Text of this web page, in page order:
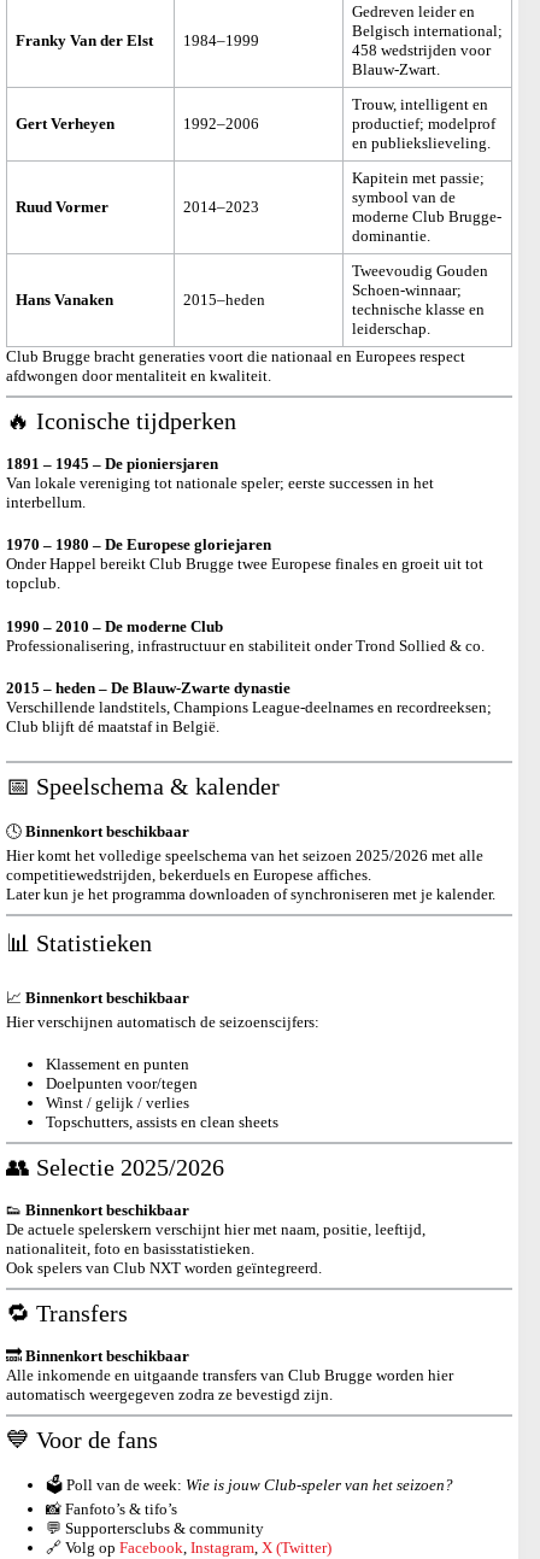
Franky Van der Elst 1984–1999
Gedreven leider en
Belgisch international;
458 wedstrijden voor
Blauw-Zwart.
Gert Verheyen 1992–2006
Trouw, intelligent en
productief; modelprof
en publiekslieveling.
Ruud Vormer 2014–2023
Kapitein met passie;
symbool van de
moderne Club Brugge-
dominantie.
Hans Vanaken 2015–heden
Tweevoudig Gouden
Schoen-winnaar;
technische klasse en
leiderschap.
Club Brugge bracht generaties voort die nationaal en Europees respect
afdwongen door mentaliteit en kwaliteit.
🔥 Iconische tijdperken
1891 – 1945 – De pioniersjaren
Van lokale vereniging tot nationale speler; eerste successen in het
interbellum.
1970 – 1980 – De Europese gloriejaren
Onder Happel bereikt Club Brugge twee Europese finales en groeit uit tot
topclub.
1990 – 2010 – De moderne Club
Professionalisering, infrastructuur en stabiliteit onder Trond Sollied & co.
2015 – heden – De Blauw-Zwarte dynastie
Verschillende landstitels, Champions League-deelnames en recordreeksen;
Club blijft dé maatstaf in België.
📅 Speelschema & kalender
🕓 Binnenkort beschikbaar
Hier komt het volledige speelschema van het seizoen 2025/2026 met alle
competitiewedstrijden, bekerduels en Europese affiches.
Later kun je het programma downloaden of synchroniseren met je kalender.
📊 Statistieken
📈 Binnenkort beschikbaar
Hier verschijnen automatisch de seizoenscijfers:
Klassement en punten
Doelpunten voor/tegen
Winst / gelijk / verlies
Topschutters, assists en clean sheets
👥 Selectie 2025/2026
👟 Binnenkort beschikbaar
De actuele spelerskern verschijnt hier met naam, positie, leeftijd,
nationaliteit, foto en basisstatistieken.
Ook spelers van Club NXT worden geïntegreerd.
🔁 Transfers
🔜 Binnenkort beschikbaar
Alle inkomende en uitgaande transfers van Club Brugge worden hier
automatisch weergegeven zodra ze bevestigd zijn.
💙 Voor de fans
🗳️ Poll van de week: Wie is jouw Club-speler van het seizoen?
📸 Fanfoto’s & tifo’s
💬 Supportersclubs & community
🔗 Volg op Facebook, Instagram, X (Twitter)